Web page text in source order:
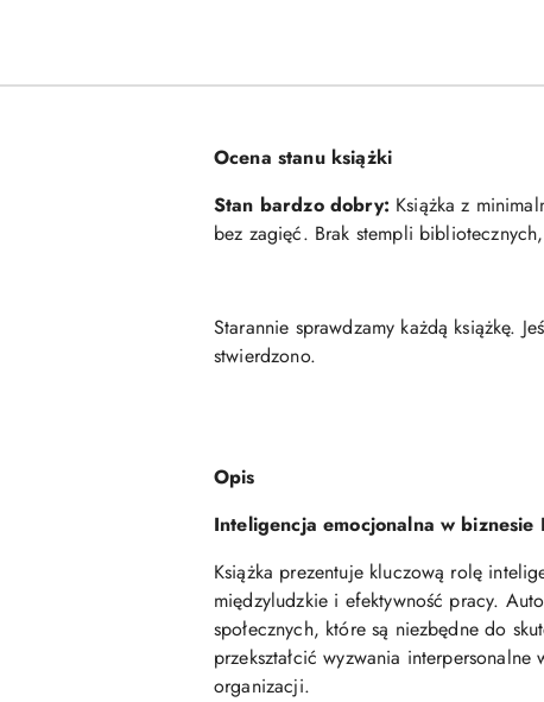
Ocena stanu książki
Stan bardzo dobry: Książka z
bez zagięć. Brak stempli
Starannie sprawdzamy każdą książkę.
stwierdzono.
Opis
Inteligencja emocjonalna w
Książka prezentuje kluczową rolę
międzyludzkie i efektywność pracy.
społecznych, które są niezbędne do
przekształcić wyzwania
organizacji.